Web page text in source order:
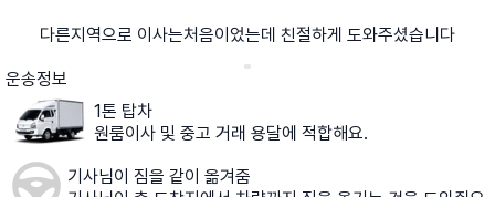
다른지역으로 이사는처음이었는데 친절하게 도와주셨습니다
운송정보
1톤 탑차
원룸이사 및 중고 거래 용달에 적합해요.
기사님이 짐을 같이 옮겨줌